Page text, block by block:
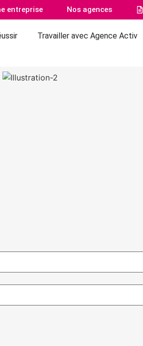
entreprise Nos agences
Travailler avec Agence Activ